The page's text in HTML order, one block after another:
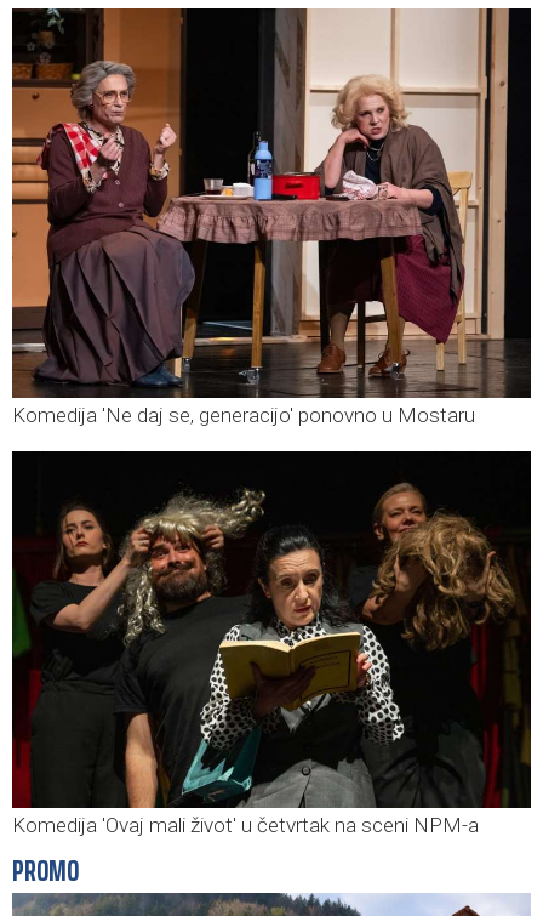
Komedija 'Ne daj se, generacijo' ponovno u Mostaru
Komedija 'Ovaj mali život' u četvrtak na sceni NPM-a
PROMO